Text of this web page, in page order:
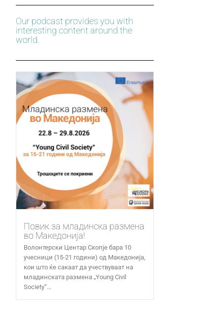
Our podcast provides you with
interesting content around the
world.
Повик за младинска размена
во Македонија!
Волонтерски Центар Скопје бара 10
учесници (15-21 години) од Македонија,
кои што ќе сакаат да учествуваат на
младинската размена „Young Civil
Society“...